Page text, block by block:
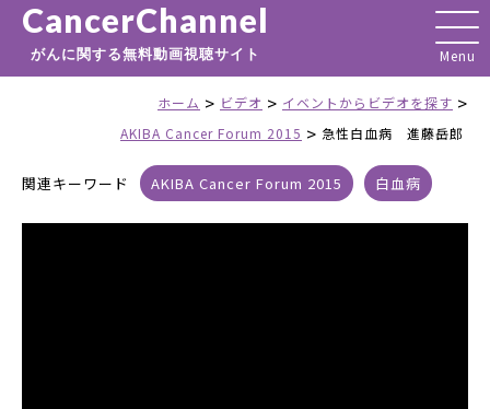
CancerChannel
がんに関する無料動画視聴サイト
ホーム > ビデオ > イベントからビデオを探す >
AKIBA Cancer Forum 2015 > 急性白血病 進藤岳郎
関連キーワード AKIBA Cancer Forum 2015 白血病